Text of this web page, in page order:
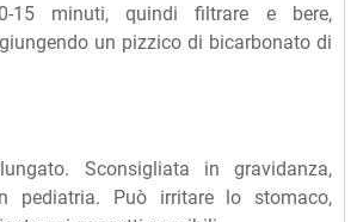
15 minuti, quindi filtrare e bere,
un pizzico di bicarbonato di
Sconsigliata in gravidanza,
pediatria. Può irritare lo stomaco,